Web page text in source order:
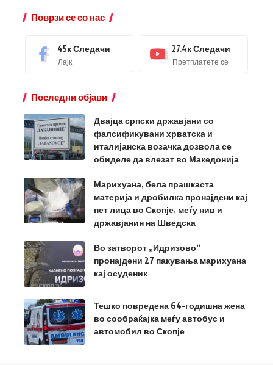
Поврзи се со нас
45кСледачи
Лајк
27.4кСледачи
Претплатете се
Последни објави
Двајца српски државјани со
фалсификувани хрватска и
италијанска возачка дозвола се
обиделе да влезат во Македонија
Марихуана, бела прашкаста
материја и дробилка пронајдени кај
пет лица во Скопје, меѓу нив и
државјанин на Шведска
Во затворот „Идризово“
пронајдени 27 пакувања марихуана
кај осуденик
Тешко повредена 64-годишна жена
во сообраќајка меѓу автобус и
автомобил во Скопје